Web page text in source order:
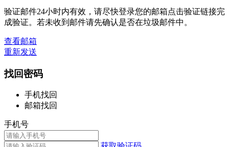
验证邮件24小时内有效，请尽快登录您的邮箱点击验证链接完
成验证。若未收到邮件请先确认是否在垃圾邮件中。
查看邮箱
重新发送
找回密码
手机找回
邮箱找回
手机号